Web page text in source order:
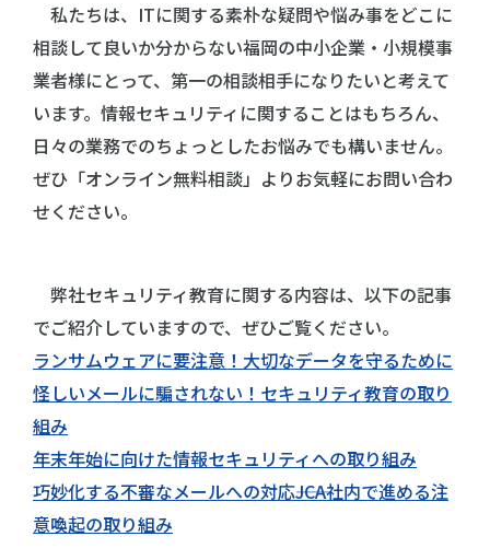
私たちは、ITに関する素朴な疑問や悩み事をどこに
相談して良いか分からない福岡の中小企業・小規模事
業者様にとって、第一の相談相手になりたいと考えて
います。情報セキュリティに関することはもちろん、
日々の業務でのちょっとしたお悩みでも構いません。
ぜひ「オンライン無料相談」よりお気軽にお問い合わ
せください。
弊社セキュリティ教育に関する内容は、以下の記事
でご紹介していますので、ぜひご覧ください。
ランサムウェアに要注意！大切なデータを守るために
怪しいメールに騙されない！セキュリティ教育の取り
組み
年末年始に向けた情報セキュリティへの取り組み
巧妙化する不審なメールへの対応――JCA社内で進める注
意喚起の取り組み